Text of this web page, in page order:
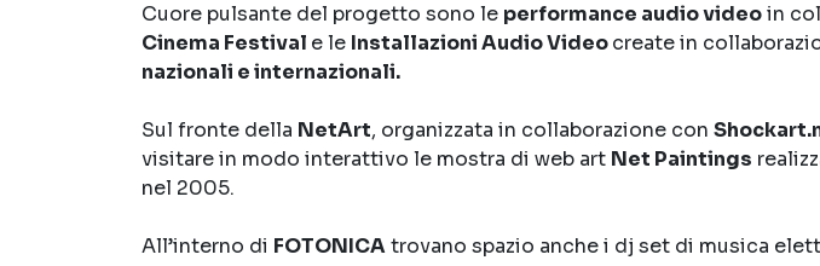
Cuore pulsante del progetto sono le performance audio videoin
Cinema Festival e le Installazioni Audio Videocreate in
nazionali e internazionali.
Sul fronte della NetArt, organizzata in collaborazione con
visitare in modo interattivo le mostra di web art Net Paintings
nel 2005.
All’interno di FOTONICAtrovano spazio anche i dj set di musica